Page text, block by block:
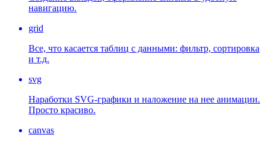
навигацию.
grid
Все, что касается таблиц с данными: фильтр, сортировка
и т.д.
svg
Наработки SVG-графики и наложение на нее анимации.
Просто красиво.
canvas